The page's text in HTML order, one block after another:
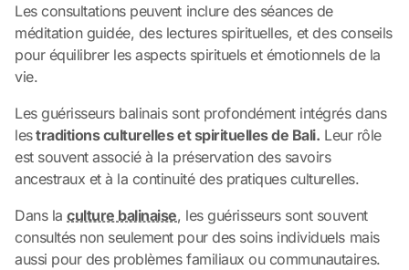
Les consultations peuvent inclure des séances de
méditation guidée, des lectures spirituelles, et des conseils
pour équilibrer les aspects spirituels et émotionnels de la
vie.
Les guérisseurs balinais sont profondément intégrés dans
lestraditions culturelles et spirituelles de Bali. Leur rôle
est souvent associé à la préservation des savoirs
ancestraux et à la continuité des pratiques culturelles.
Dans laculture balinaise, les guérisseurs sont souvent
consultés non seulement pour des soins individuels mais
aussi pour des problèmes familiaux ou communautaires.